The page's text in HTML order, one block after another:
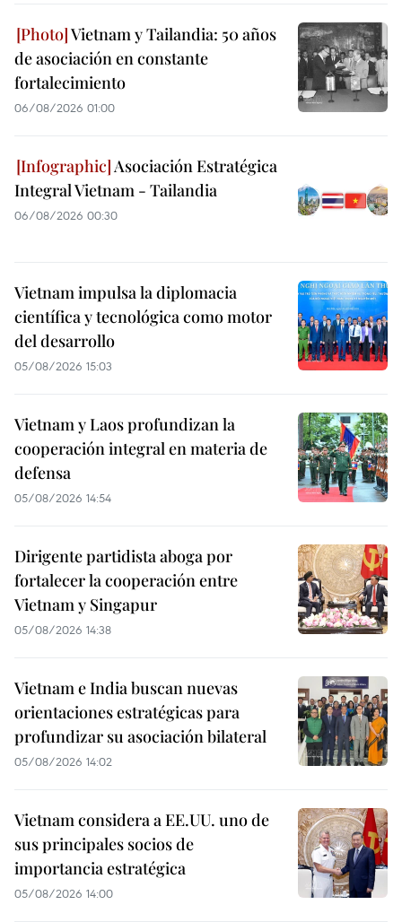
Vietnam y Tailandia: 50 años
de asociación en constante
fortalecimiento
06/08/2026 01:00
Asociación Estratégica
Integral Vietnam - Tailandia
06/08/2026 00:30
Vietnam impulsa la diplomacia
científica y tecnológica como motor
del desarrollo
05/08/2026 15:03
Vietnam y Laos profundizan la
cooperación integral en materia de
defensa
05/08/2026 14:54
Dirigente partidista aboga por
fortalecer la cooperación entre
Vietnam y Singapur
05/08/2026 14:38
Vietnam e India buscan nuevas
orientaciones estratégicas para
profundizar su asociación bilateral
05/08/2026 14:02
Vietnam considera a EE.UU. uno de
sus principales socios de
importancia estratégica
05/08/2026 14:00